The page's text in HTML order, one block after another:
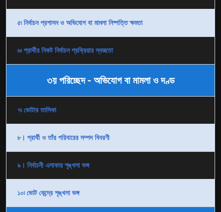
৫৷ নির্বাচন প্রশাসন ও অভিযোগ বা মামলা নিষ্পত্তি ক্ষমতা
৬৷ প্রার্থীর নিকট নির্বাচন প্রক্রিয়ার স্বচ্ছতা
৩য় পরিচ্ছেদ - অভিযোগ বা মামলা ও দণ্ড
৭৷ ভোটার তালিকা
৮। প্রার্থী ও তাঁর পরিবারের সম্পদ বিবরণী
৯। নির্বাচনী এলাকায় শৃঙ্খলা ভঙ্গ
১০৷ ভোট কেন্দ্রে শৃঙ্খলা ভঙ্গ